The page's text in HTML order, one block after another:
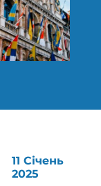
11 Січень
2025